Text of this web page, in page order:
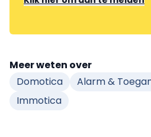
Meer weten over
Domotica
Alarm &
Immotica